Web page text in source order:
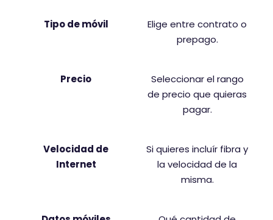
Tipo de móvil
Elige entre contrato o
prepago.
Precio
Seleccionar el rango
de precio que quieras
pagar.
Velocidad de
Internet
Si quieres incluír fibra y
la velocidad de la
misma.